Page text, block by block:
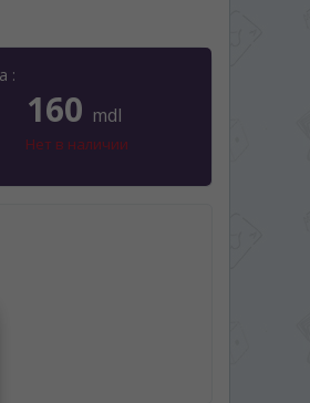
:
160 mdl
Нет в наличии